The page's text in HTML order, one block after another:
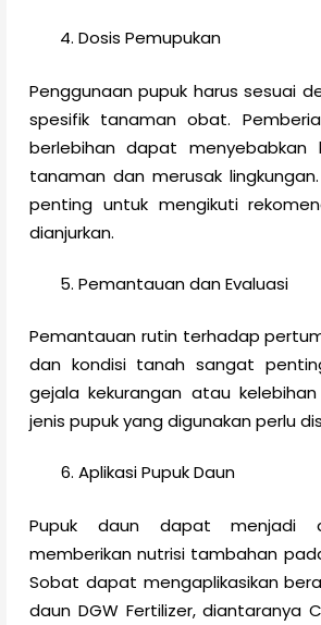
Dosis Pemupukan
Penggunaan pupuk harus sesuai
spesifik tanaman obat.
berlebihan dapat menyebabkan
tanaman dan merusak
penting untuk mengikuti
dianjurkan.
Pemantauan dan Evaluasi
Pemantauan rutin terhadap
dan kondisi tanah sangat
gejala kekurangan atau
jenis pupuk yang digunakan perlu
Aplikasi Pupuk Daun
Pupuk daun dapat menjadi
memberikan nutrisi tambahan
Sobat dapat mengaplikasikan
daun DGW Fertilizer, diantaranya